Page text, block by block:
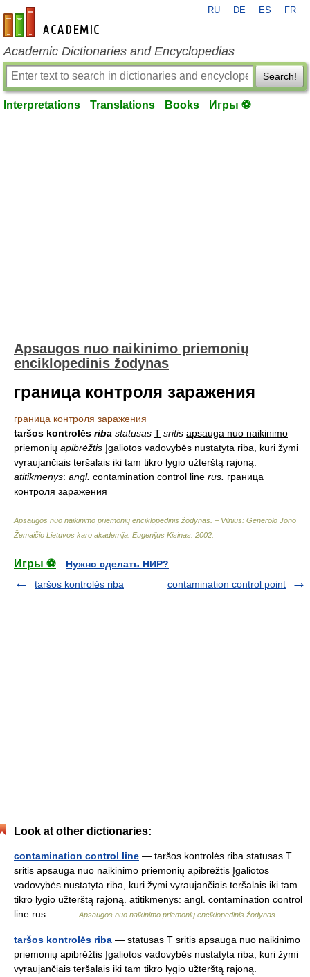
en-academic.com
RU DE ES FR
Academic Dictionaries and Encyclopedias
Search!
Interpretations Translations Books Игры ⚽
Apsaugos nuo naikinimo priemonių
enciklopedinis žodynas
граница контроля заражения
граница контроля заражения
taršos kontrolės riba statusas T sritis apsauga nuo naikinimo
priemonių apibrėžtis Įgaliotos vadovybės nustatyta riba, kuri žymi
vyraujančiais teršalais iki tam tikro lygio užterštą rajoną.
atitikmenys: angl. contamination control line rus. граница
контроля заражения
Apsaugos nuo naikinimo priemonių enciklopedinis žodynas. – Vilnius: Generolo Jono
Žemaičio Lietuvos karo akademija Eugenijus Kisinas 2002
Игры ⚽
Нужно сделать НИР?
taršos kontrolės riba
contamination control point
Look at other dictionaries:
contamination control line — taršos kontrolės riba statusas T
sritis apsauga nuo naikinimo priemonių apibrėžtis Įgaliotos
vadovybės nustatyta riba, kuri žymi vyraujančiais teršalais iki tam
tikro lygio užterštą rajoną. atitikmenys: angl. contamination control
line rus.… …
Apsaugos nuo naikinimo priemonių enciklopedinis žodynas
taršos kontrolės riba — statusas T sritis apsauga nuo naikinimo
priemonių apibrėžtis Įgaliotos vadovybės nustatyta riba, kuri žymi
vyraujančiais teršalais iki tam tikro lygio užterštą rajoną.